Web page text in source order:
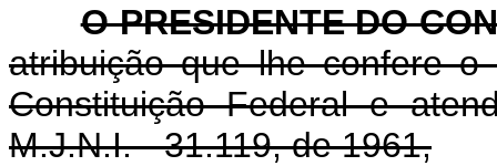
O PRESIDENTE DO
atribuição que lhe confere
Constituição Federal e
M.J.N.I. - 31.119, de 1961,